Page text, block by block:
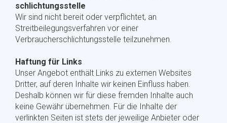
schlichtungs­stelle
Wir sind nicht bereit oder verpflichtet, an
Streitbeilegungsverfahren vor einer
Verbraucherschlichtungsstelle teilzunehmen.
Haftung für Links
Unser Angebot enthält Links zu externen Websites
Dritter, auf deren Inhalte wir keinen Einfluss haben.
Deshalb können wir für diese fremden Inhalte auch
keine Gewähr übernehmen. Für die Inhalte der
verlinkten Seiten ist stets der jeweilige Anbieter oder